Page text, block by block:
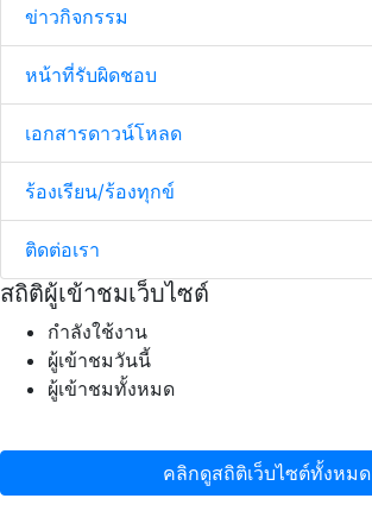
ข่าวกิจกรรม
หน้าที่รับผิดชอบ
เอกสารดาวน์โหลด
ร้องเรียน/ร้องทุกข์
ติดต่อเรา
สถิติผู้เข้าชมเว็บไซต์
กำลังใช้งาน
ผู้เข้าชมวันนี้
ผู้เข้าชมทั้งหมด
คลิกดูสถิติเว็บไซต์ทั้งหมด